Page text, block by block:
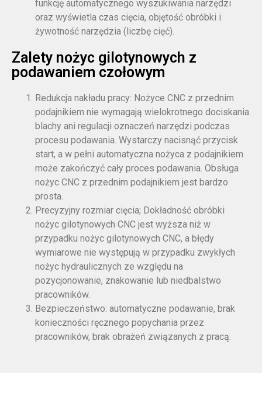
funkcję automatycznego wyszukiwania narzędzi
oraz wyświetla czas cięcia, objętość obróbki i
żywotność narzędzia (liczbę cięć).
Zalety nożyc gilotynowych z
podawaniem czołowym
Redukcja nakładu pracy: Nożyce CNC z przednim
podajnikiem nie wymagają wielokrotnego dociskania
blachy ani regulacji oznaczeń narzędzi podczas
procesu podawania. Wystarczy nacisnąć przycisk
start, a w pełni automatyczna nożyca z podajnikiem
może zakończyć cały proces podawania. Obsługa
nożyc CNC z przednim podajnikiem jest bardzo
prosta.
Precyzyjny rozmiar cięcia; Dokładność obróbki
nożyc gilotynowych CNC jest wyższa niż w
przypadku nożyc gilotynowych CNC, a błędy
wymiarowe nie występują w przypadku zwykłych
nożyc hydraulicznych ze względu na
pozycjonowanie, znakowanie lub niedbalstwo
pracowników.
Bezpieczeństwo: automatyczne podawanie, brak
konieczności ręcznego popychania przez
pracowników, brak obrażeń związanych z pracą.